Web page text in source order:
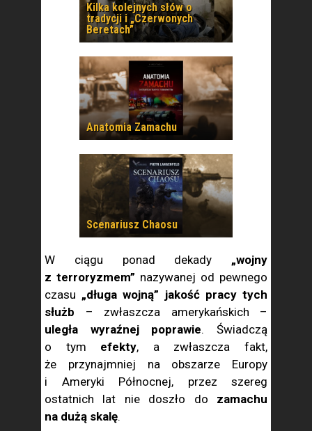
Kilka kolejnych słów o
tradycji i „Czerwonych
Beretach”
Anatomia Zamachu
Scenariusz Chaosu
W ciągu ponad dekady „wojny
z terroryzmem” nazywanej od pewnego
czasu „długa wojną” jakość pracy tych
służb – zwłaszcza amerykańskich –
uległa wyraźnej poprawie. Świadczą
o tym efekty, a zwłaszcza fakt,
że przynajmniej na obszarze Europy
i Ameryki Północnej, przez szereg
ostatnich lat nie doszło do zamachu
na dużą skalę.